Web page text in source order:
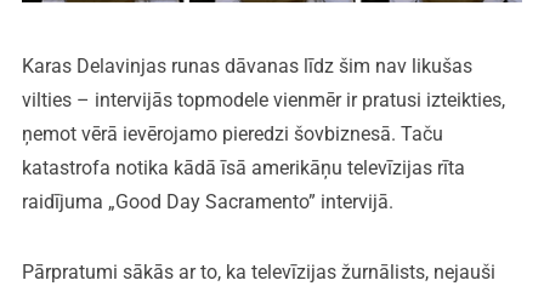
Karas Delavinjas runas dāvanas līdz šim nav likušas
vilties – intervijās topmodele vienmēr ir pratusi izteikties,
ņemot vērā ievērojamo pieredzi šovbiznesā. Taču
katastrofa notika kādā īsā amerikāņu televīzijas rīta
raidījuma „Good Day Sacramento” intervijā.
Pārpratumi sākās ar to, ka televīzijas žurnālists, nejauši